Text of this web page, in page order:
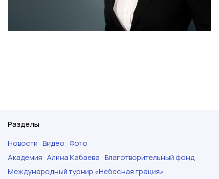
Разделы
Новости Видео Фото
Академия Алина Кабаева Благотворительный фонд
Международный турнир «Небесная грация»